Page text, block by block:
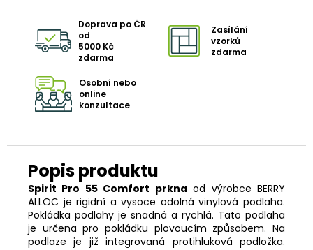
Doprava po ČR
od
5000 Kč
zdarma
Zasílání
vzorků
zdarma
Osobní nebo
online
konzultace
Spirit Pro 55 Comfort prknaod výrobce BERRY
ALLOC je rigidní a vysoce odolná vinylová podlaha.
Pokládka podlahy je snadná a rychlá. Tato podlaha
je určena pro pokládku plovoucím způsobem. Na
podlaze je již integrovaná protihluková podložka.